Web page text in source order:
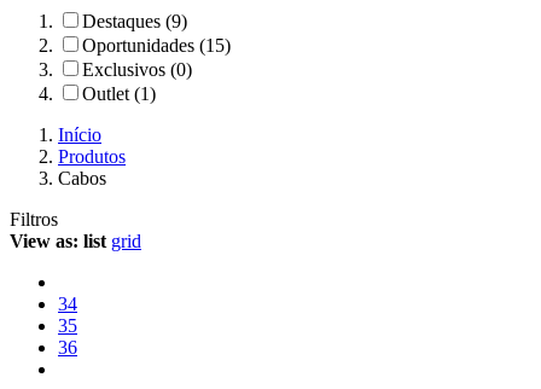
Destaques (9)
Oportunidades (15)
Exclusivos (0)
Outlet (1)
Início
Produtos
Cabos
Filtros
View as: list grid
34
35
36